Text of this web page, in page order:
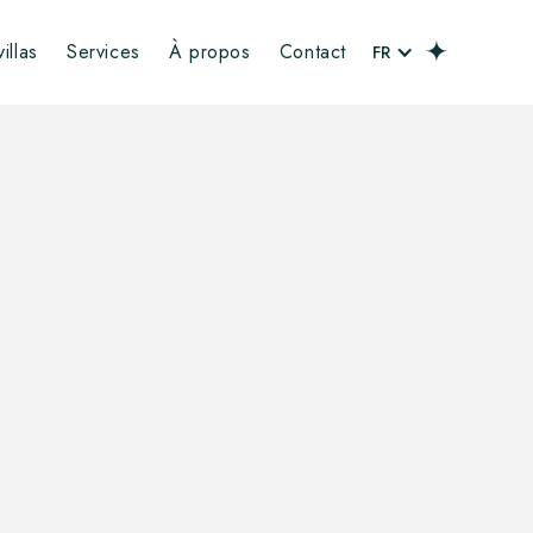
Services À propos Contact FR